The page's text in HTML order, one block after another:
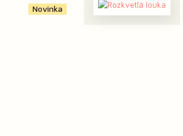
Novinka